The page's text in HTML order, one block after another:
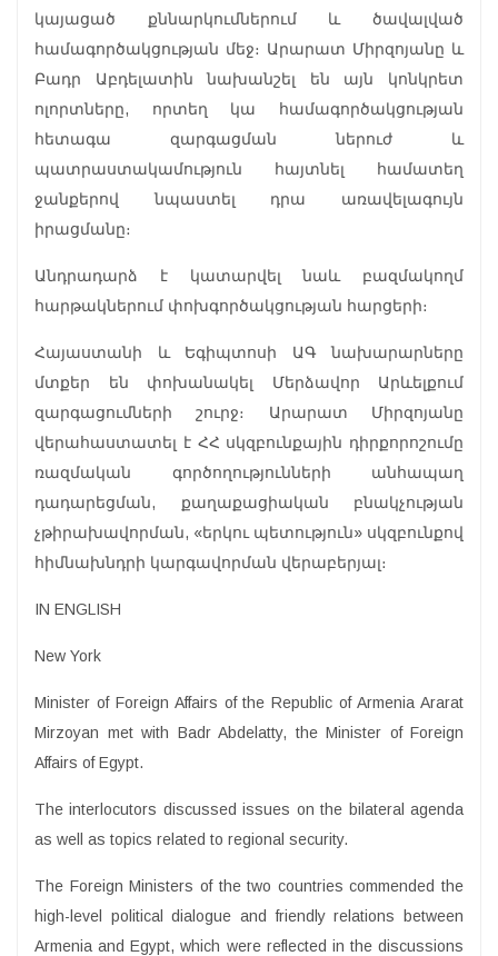
կայացած քննարկումներում և ծավալված
համագործակցության մեջ։ Արարատ Միրզոյանը և
Բադր Աբդելատին նախանշել են այն կոնկրետ
ոլորտները, որտեղ կա համագործակցության
հետագա զարգացման ներուժ և
պատրաստակամություն հայտնել համատեղ
ջանքերով նպաստել դրա առավելագույն
իրացմանը։
Անդրադարձ է կատարվել նաև բազմակողմ
հարթակներում փոխգործակցության հարցերի։
Հայաստանի և Եգիպտոսի ԱԳ նախարարները
մտքեր են փոխանակել Մերձավոր Արևելքում
զարգացումների շուրջ։ Արարատ Միրզոյանը
վերահաստատել է ՀՀ սկզբունքային դիրքորոշումը
ռազմական գործողությունների անհապաղ
դադարեցման, քաղաքացիական բնակչության
չթիրախավորման, «երկու պետություն» սկզբունքով
հիմնախնդրի կարգավորման վերաբերյալ։
IN ENGLISH
New York
Minister of Foreign Affairs of the Republic of Armenia Ararat
Mirzoyan met with Badr Abdelatty, the Minister of Foreign
Affairs of Egypt.
The interlocutors discussed issues on the bilateral agenda
as well as topics related to regional security.
The Foreign Ministers of the two countries commended the
high-level political dialogue and friendly relations between
Armenia and Egypt, which were reflected in the discussions